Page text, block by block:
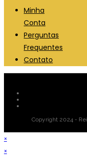
Minha
Conta
Perguntas
Frequentes
Contato
Copyright 2024 -
×
×